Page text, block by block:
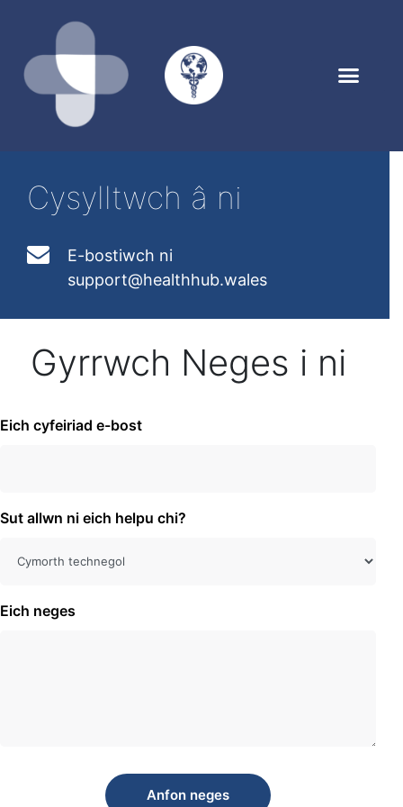
Cysylltwch â ni
E-bostiwch ni
support@healthhub.wales
Gyrrwch Neges i ni
Eich cyfeiriad e-bost
Sut allwn ni eich helpu chi?
Eich neges
Anfon neges